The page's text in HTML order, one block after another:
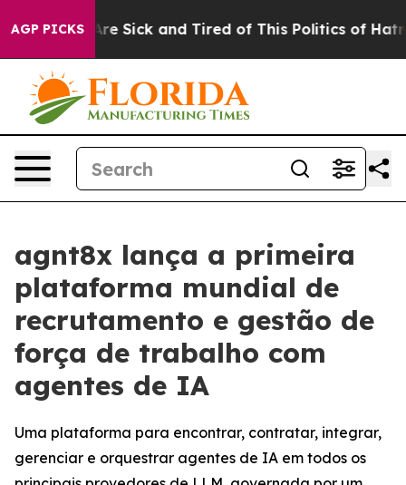
AGP PICKSAre Sick and Tired of This Politics of Hatred”
agnt8x lança a primeira
plataforma mundial de
recrutamento e gestão de
força de trabalho com
agentes de IA
Uma plataforma para encontrar, contratar, integrar,
gerenciar e orquestrar agentes de IA em todos os